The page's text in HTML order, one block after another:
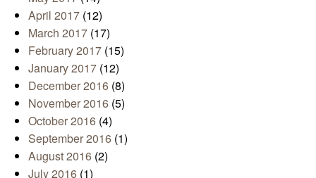
April 2017 (12)
March 2017 (17)
February 2017 (15)
January 2017 (12)
December 2016 (8)
November 2016 (5)
October 2016 (4)
September 2016 (1)
August 2016 (2)
July 2016 (1)